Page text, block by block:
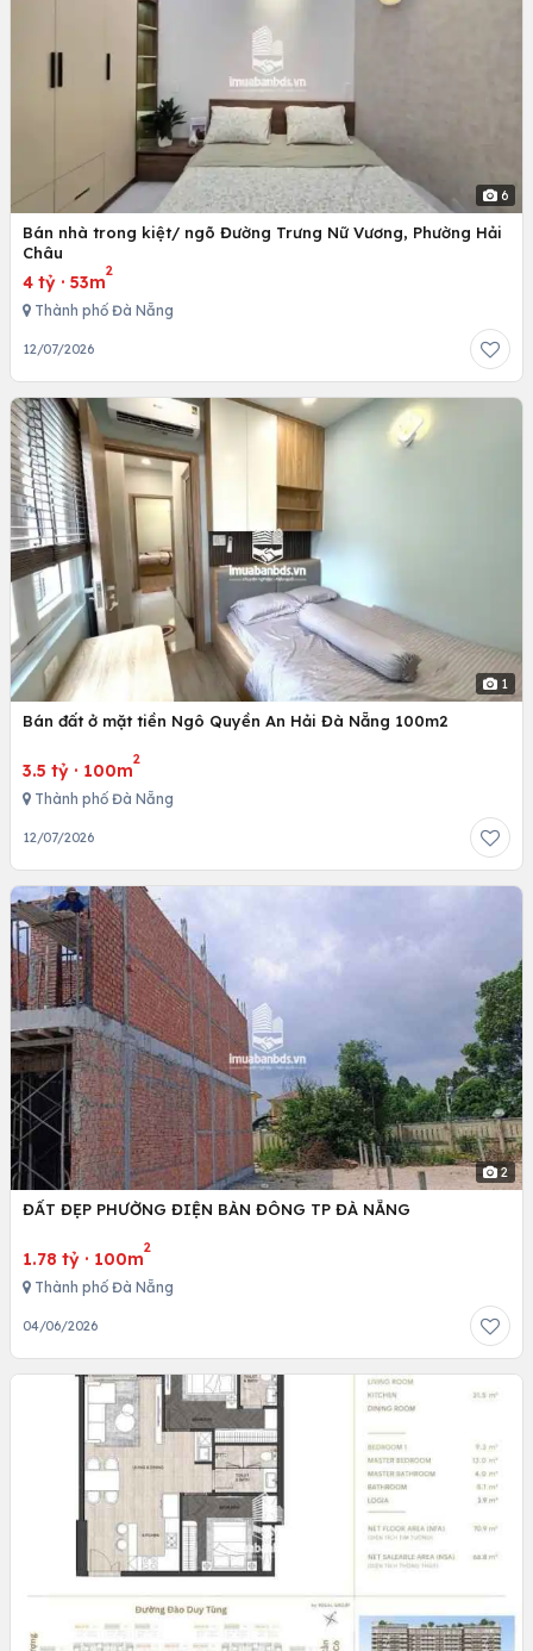
6
Bán nhà trong kiệt/ ngõ Đường Trưng Nữ Vương, Phường Hải
Châu
4 tỷ · 53m
2
Thành phố Đà Nẵng
12/07/2026
1
Bán đất ở mặt tiền Ngô Quyền An Hải Đà Nẵng 100m2
3.5 tỷ · 100m
2
Thành phố Đà Nẵng
12/07/2026
2
ĐẤT ĐẸP PHƯỜNG ĐIỆN BÀN ĐÔNG TP ĐÀ NẴNG
1.78 tỷ · 100m
2
Thành phố Đà Nẵng
04/06/2026